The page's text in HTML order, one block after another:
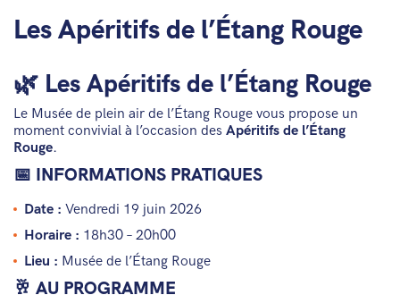
Les Apéritifs de l’Étang Rouge
🌿 Les Apéritifs de l’Étang Rouge
Le Musée de plein air de l’Étang Rouge vous propose un
moment convivial à l’occasion des Apéritifs de l’Étang
Rouge.
📅 INFORMATIONS PRATIQUES
Date : Vendredi 19 juin 2026
Horaire : 18h30 – 20h00
Lieu : Musée de l’Étang Rouge
🥂 AU PROGRAMME